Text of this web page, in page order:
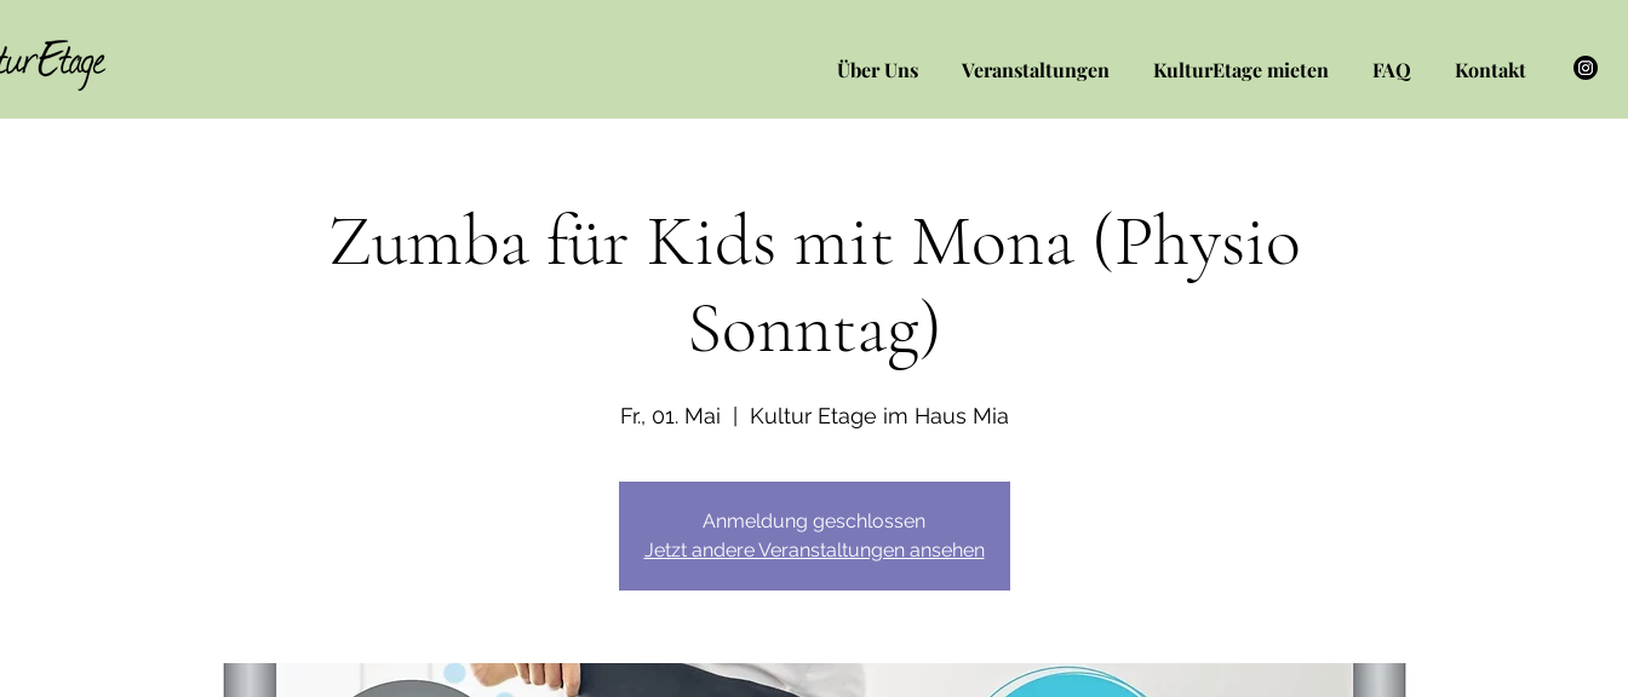
Über Uns Veranstaltungen KulturEtage mieten FAQ Kontakt
Zumba für Kids mit Mona (Physio
Sonntag)
Fr., 01. Mai Kultur Etage im Haus Mia
Anmeldung geschlossen
Jetzt andere Veranstaltungen ansehen